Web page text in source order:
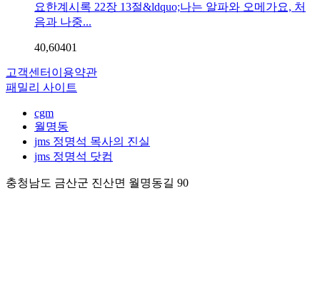
요한계시록 22장 13절&ldquo;나는 알파와 오메가요, 처
음과 나중...
40,60401
고객센터 이용약관
패밀리 사이트
cgm
월명동
jms 정명석 목사의 진실
jms 정명석 닷컴
충청남도 금산군 진산면 월명동길 90